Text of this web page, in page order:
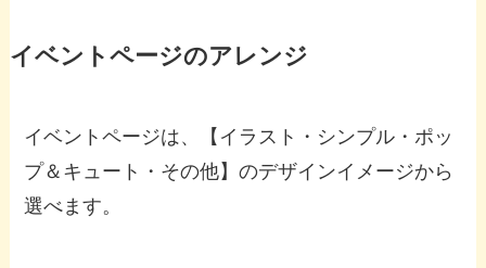
イベントページのアレンジ
イベントページは、【イラスト・シンプル・ポッ
プ＆キュート・その他】のデザインイメージから
選べます。